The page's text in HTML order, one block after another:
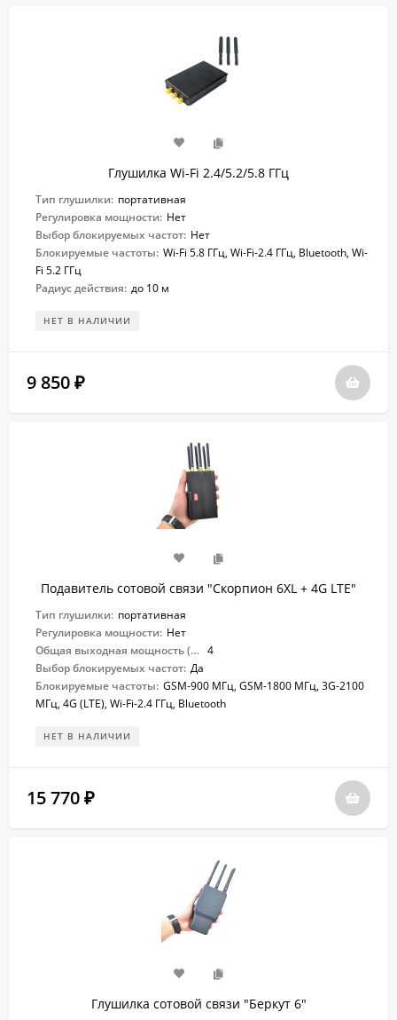
Глушилка Wi-Fi 2.4/5.2/5.8 ГГц
Тип глушилки: портативная
Регулировка мощности: Нет
Выбор блокируемых частот: Нет
Блокируемые частоты: Wi-Fi 5.8 ГГц, Wi-Fi-2.4 ГГц, Bluetooth, Wi-
Fi 5.2 ГГц
Радиус действия: до 10 м
НЕТ В НАЛИЧИИ
9 850 ₽
Подавитель сотовой связи "Скорпион 6XL + 4G LTE"
Тип глушилки: портативная
Регулировка мощности: Нет
Общая выходная мощность (Вт): 4
Выбор блокируемых частот: Да
Блокируемые частоты: GSM-900 МГц, GSM-1800 МГц, 3G-2100
МГц, 4G (LTE), Wi-Fi-2.4 ГГц, Bluetooth
НЕТ В НАЛИЧИИ
15 770 ₽
Глушилка сотовой связи "Беркут 6"